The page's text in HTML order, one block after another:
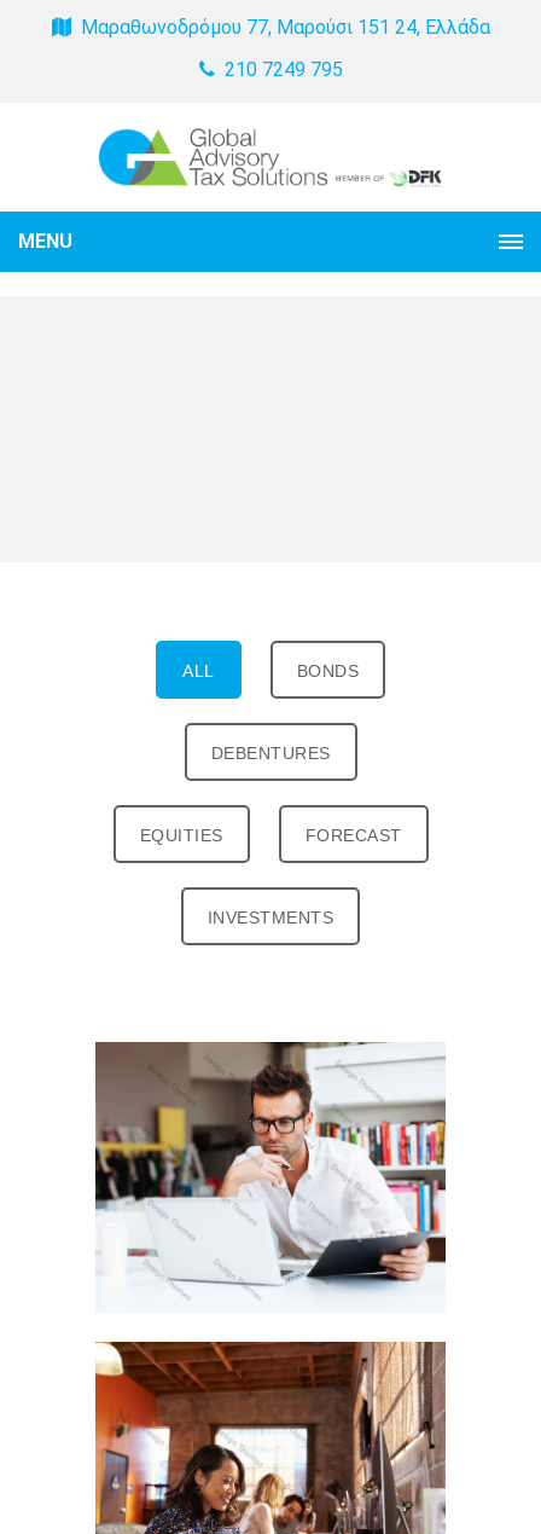
Μαραθωνοδρόμου 77, Μαρούσι 151 24, Ελλάδα
210 7249 795
MENU
ALL BONDS
DEBENTURES
EQUITIES FORECAST
INVESTMENTS